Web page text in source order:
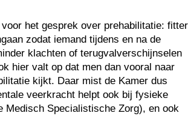
het gesprek over prehabilitatie: fitter
zodat iemand tijdens en na de
klachten of terugvalverschijnselen
hier valt op dat men dan vooral naar
kijkt. Daar mist de Kamer dus
veerkracht helpt ook bij fysieke
Medisch Specialistische Zorg), en ook